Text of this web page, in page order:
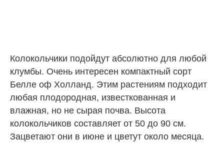
Колокольчики подойдут абсолютно для любой
клумбы. Очень интересен компактный сорт
Белле оф Холланд. Этим растениям подходит
любая плодородная, известкованная и
влажная, но не сырая почва. Высота
колокольчиков составляет от 50 до 90 см.
Зацветают они в июне и цветут около месяца.